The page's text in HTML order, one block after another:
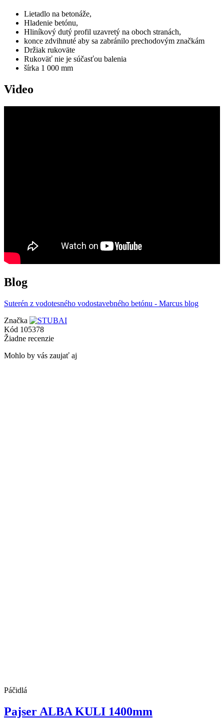
Lietadlo na betonáže,
Hladenie betónu,
Hliníkový dutý profil uzavretý na oboch stranách,
konce zdvihnuté aby sa zabránilo prechodovým značkám
Držiak rukoväte
Rukoväť nie je súčasťou balenia
šírka 1 000 mm
Video
Blog
Suterén z vodotesného vodostavebného betónu - Marcus blog
Značka
Kód 105378
Žiadne recenzie
Mohlo by vás zaujať aj
Páčidlá
Pajser ALBA KULI 1400mm